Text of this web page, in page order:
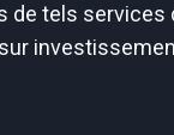
de tels services